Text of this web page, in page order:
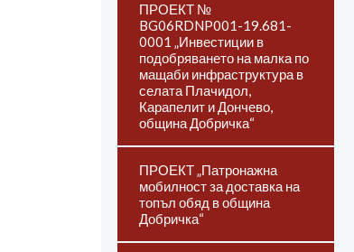
ПРОЕКТ №
BG06RDNP001-19.681-
0001 „Инвестиции в
подобряването на малка по
мащаби инфраструктура в
селата Плачидол,
Карапелит и Дончево,
община Добричка“
ПРОЕКТ „Патронажна
мобилност за доставка на
топъл обяд в община
Добричка“